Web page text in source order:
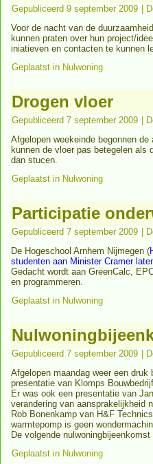
Gepubliceerd 9 september 2009
Voor de nacht van de
kunnen praten over hun project/
iniatieven en contacten te kunnen
Geplaatst in Nulwoning
Drogen vloer
Gepubliceerd 7 september 2009
Afgelopen weekeinde begonnen
kunnen de vloer pas betegelen als
dan stucen.
Geplaatst in Nulwoning
Participatie
Gepubliceerd 7 september 2009
De Hogeschool Arnhem Nijmegen (
studenten aan Minister Cramer
Gedacht wordt aan GreenCalc,
en programmeren.
Geplaatst in Nulwoning
Gepubliceerd 7 september 2009
Afgelopen maandag weer een
presentatie van Klomps
Er was ook een presentatie van
verandering van aansprakelijkheid
Rob Bonenkamp van H&F
warmtepomp is geen
De volgende
Geplaatst in Nulwoning